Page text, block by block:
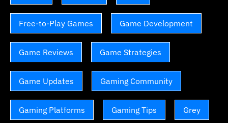
Free-to-Play Games Game Development
Game Reviews Game Strategies
Game Updates Gaming Community
Gaming Platforms Gaming Tips Grey